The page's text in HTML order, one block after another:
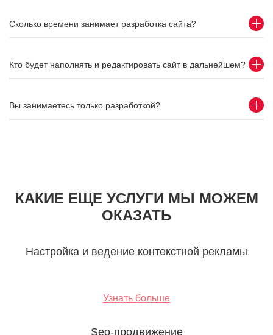
Сколько времени занимает разработка сайта?
Кто будет наполнять и редактировать сайт в дальнейшем?
Вы занимаетесь только разработкой?
КАКИЕ ЕЩЕ УСЛУГИ МЫ МОЖЕМ
ОКАЗАТЬ
Настройка и ведение контекстной рекламы
Узнать больше
Seo-продвижение